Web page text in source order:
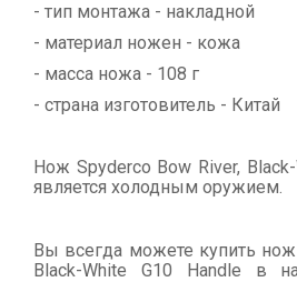
- тип монтажа - накладной
- материал ножен - кожа
- масса ножа - 108 г
- страна изготовитель - Китай
Нож Spyderco Bow River,
является холодным оружием.
Вы всегда можете купить нож
Black-White G10 Handle в